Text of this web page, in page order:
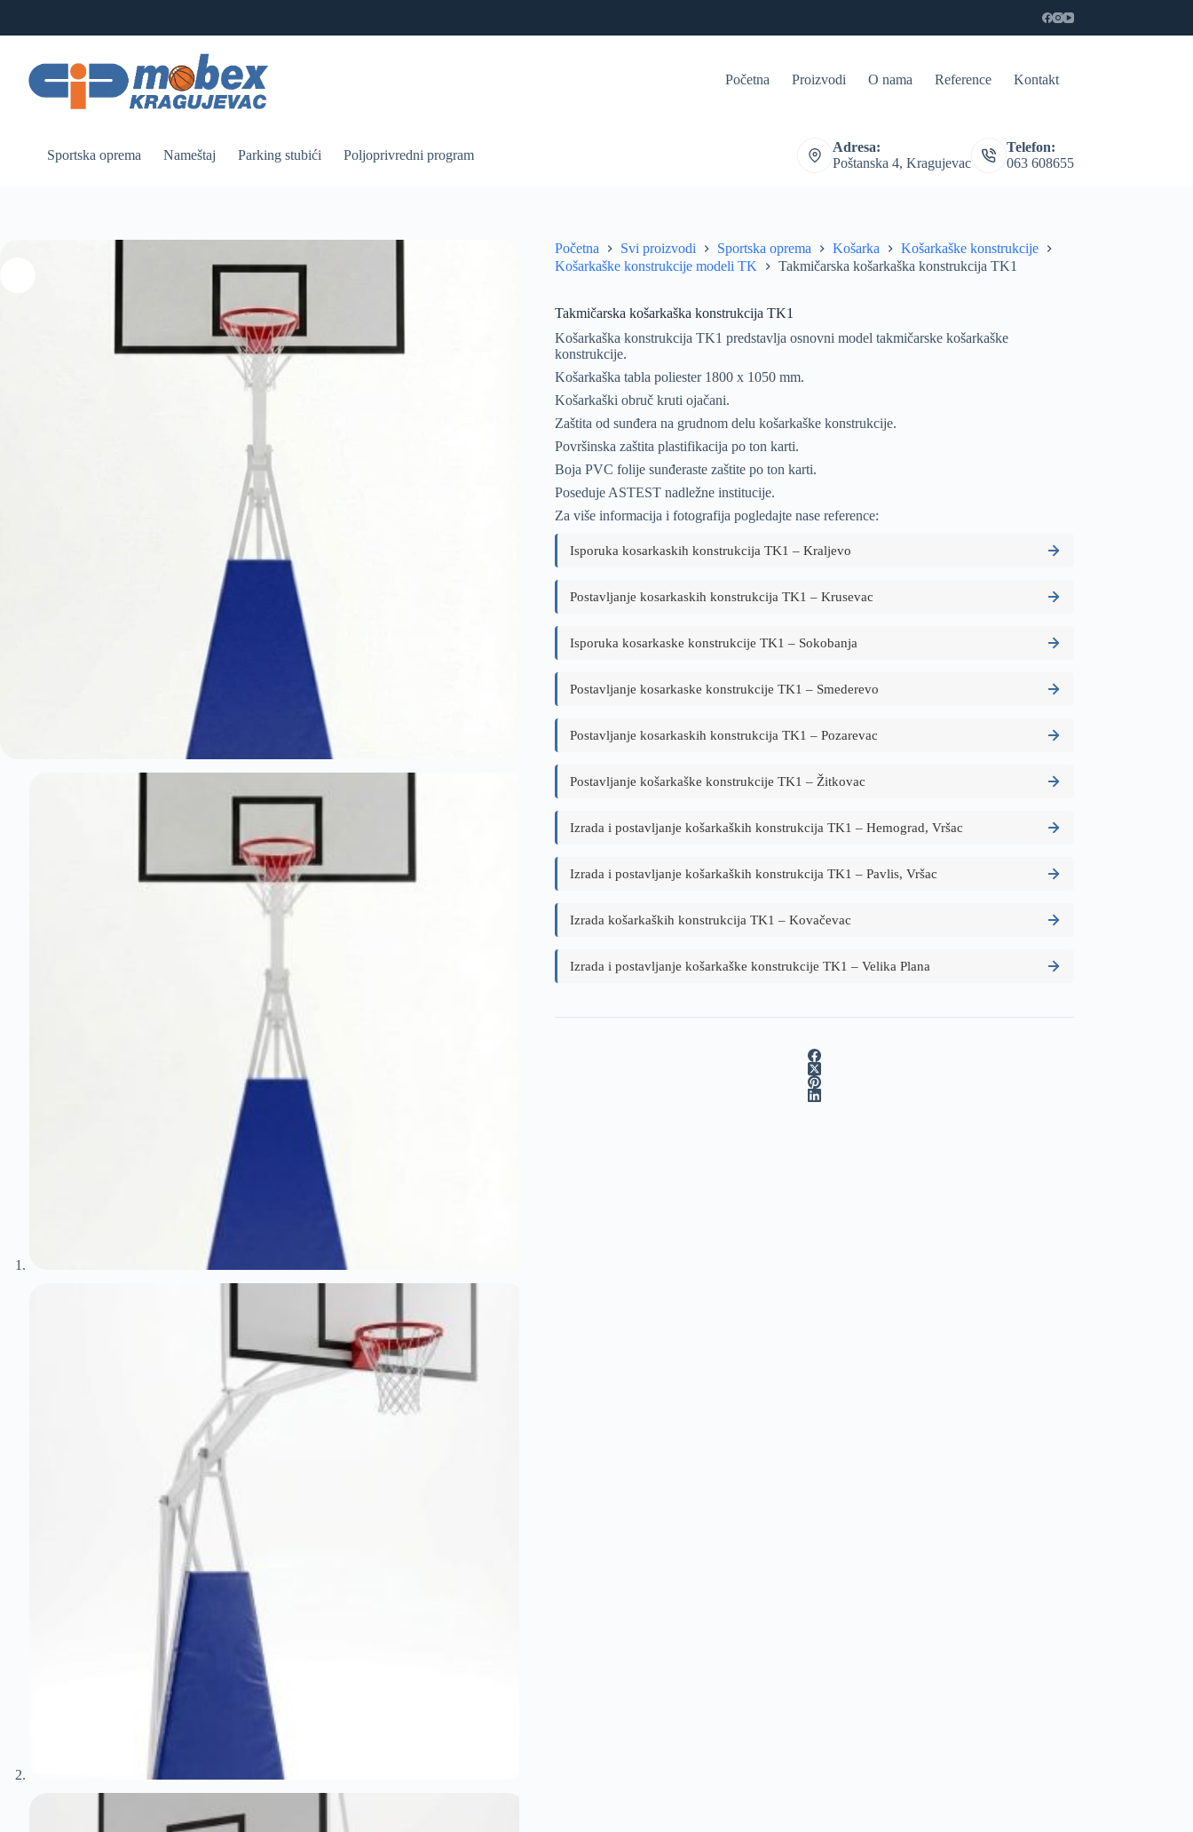
content
Početna Proizvodi O nama Reference Kontakt
Sportska oprema Nameštaj Parking stubići Poljoprivredni program
Adresa:
Poštanska 4, Kragujevac
Telefon:
063 608655
Početna Svi proizvodi Sportska oprema Košarka
Košarkaške konstrukcije
Košarkaške konstrukcije modeli TK
Takmičarska košarkaška konstrukcija TK1
Takmičarska košarkaška konstrukcija TK1
Košarkaška konstrukcija TK1 predstavlja osnovni model takmičarske košarkaške
konstrukcije.
Košarkaška tabla poliester 1800 x 1050 mm.
Košarkaški obruč kruti ojačani.
Zaštita od sunđera na grudnom delu košarkaške konstrukcije.
Površinska zaštita plastifikacija po ton karti.
Boja PVC folije sunđeraste zaštite po ton karti.
Poseduje ASTEST nadležne institucije.
Za više informacija i fotografija pogledajte nase reference:
Isporuka kosarkaskih konstrukcija TK1 – Kraljevo
Postavljanje kosarkaskih konstrukcija TK1 – Krusevac
Isporuka kosarkaske konstrukcije TK1 – Sokobanja
Postavljanje kosarkaske konstrukcije TK1 – Smederevo
Postavljanje kosarkaskih konstrukcija TK1 – Pozarevac
Postavljanje košarkaške konstrukcije TK1 – Žitkovac
Izrada i postavljanje košarkaških konstrukcija TK1 – Hemograd, Vršac
Izrada i postavljanje košarkaških konstrukcija TK1 – Pavlis, Vršac
Izrada košarkaških konstrukcija TK1 – Kovačevac
Izrada i postavljanje košarkaške konstrukcije TK1 – Velika Plana